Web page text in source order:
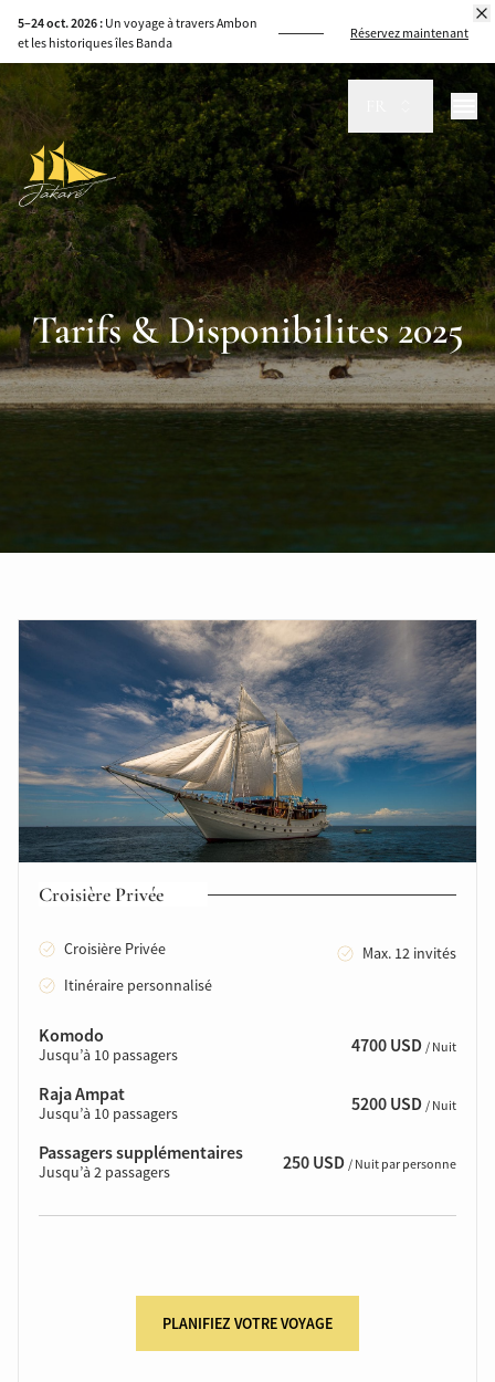
5–24 oct. 2026 : Un voyage à travers Ambon
et les historiques îles Banda
Réservez maintenant
Tarifs & Disponibilites 2025
Croisière Privée
Croisière Privée
Max. 12 invités
Itinéraire personnalisé
Komodo
Jusqu’à 10 passagers 4700 USD / Nuit
Raja Ampat
Jusqu’à 10 passagers 5200 USD / Nuit
Passagers supplémentaires
Jusqu’à 2 passagers 250 USD / Nuit par personne
PLANIFIEZ VOTRE VOYAGE